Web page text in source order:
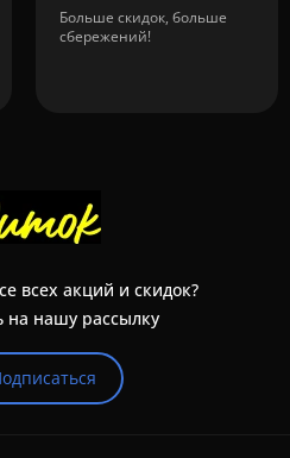
Больше скидок, больше
сбережений!
всех акций и скидок?
на нашу рассылку